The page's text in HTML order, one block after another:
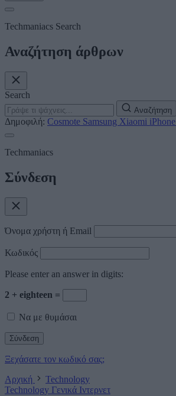
Techmaniacs Search
Αναζήτηση άρθρων
Search
Αναζήτηση
Δημοφιλή: Cosmote Samsung Xiaomi iPhone
Techmaniacs
Σύνδεση
Όνομα χρήστη ή Email
Κωδικός
Please enter an answer in digits:
2 + eighteen =
Να με θυμάσαι
Ξεχάσατε τον κωδικό σας;
Αρχική
Technology
Technology Γενικά Ιντερνετ